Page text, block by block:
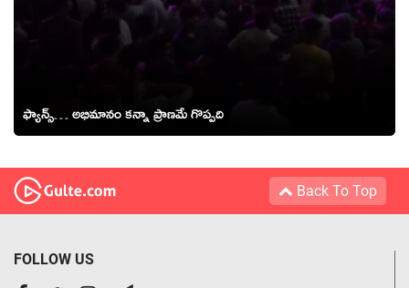
ఫ్యాన్స్… అభిమానం కన్నా ప్రాణమే గొప్పది
Back To Top
FOLLOW US